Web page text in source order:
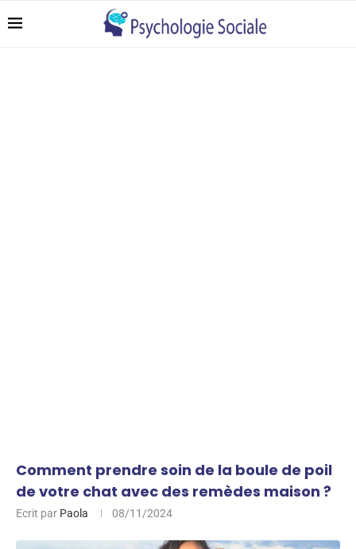
Comment prendre soin de la boule de poil
de votre chat avec des remèdes maison ?
Ecrit par Paola 08/11/2024